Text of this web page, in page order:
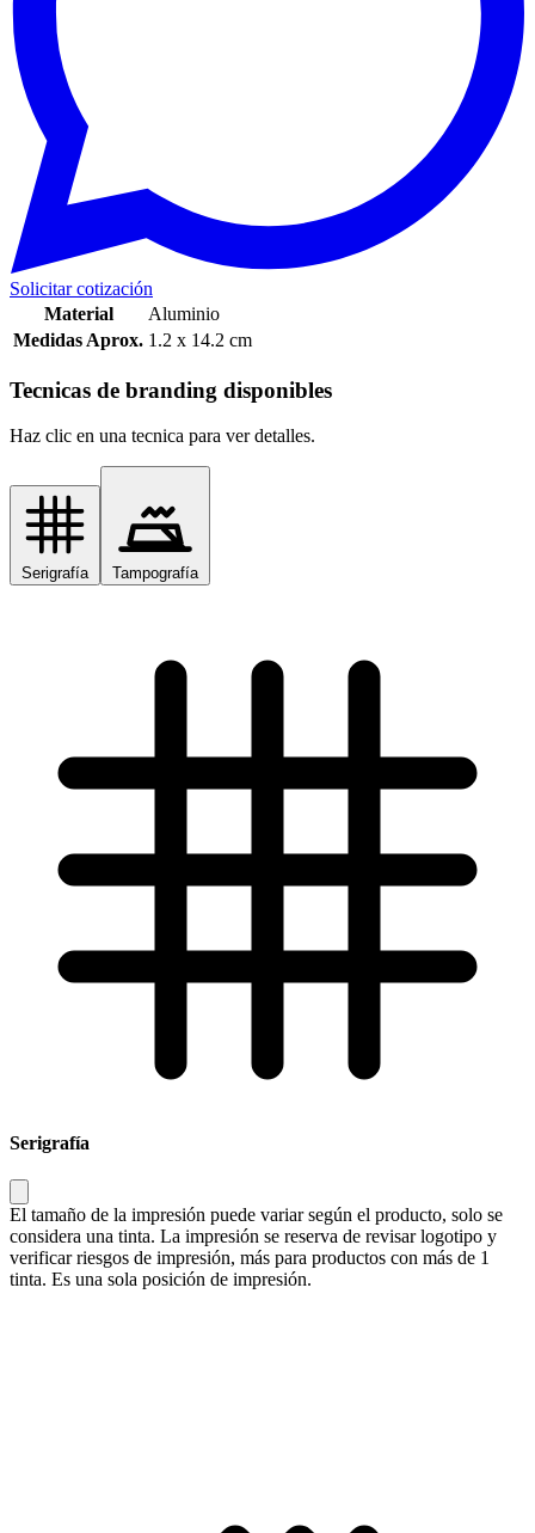
Solicitar cotización
Material
Aluminio
Medidas Aprox. 1.2 x 14.2 cm
Tecnicas de branding disponibles
Haz clic en una tecnica para ver detalles.
Serigrafía Tampografía
Serigrafía
El tamaño de la impresión puede variar según el producto, solo se
considera una tinta. La impresión se reserva de revisar logotipo y
verificar riesgos de impresión, más para productos con más de 1
tinta. Es una sola posición de impresión.